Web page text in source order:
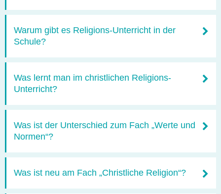
Warum gibt es Religions-Unterricht in der
Schule?
Was lernt man im christlichen Religions-
Unterricht?
Was ist der Unterschied zum Fach „Werte und
Normen“?
Was ist neu am Fach „Christliche Religion“?